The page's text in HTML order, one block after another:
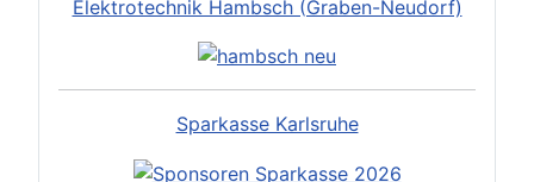
Elektrotechnik Hambsch (Graben-Neudorf)
Sparkasse Karlsruhe